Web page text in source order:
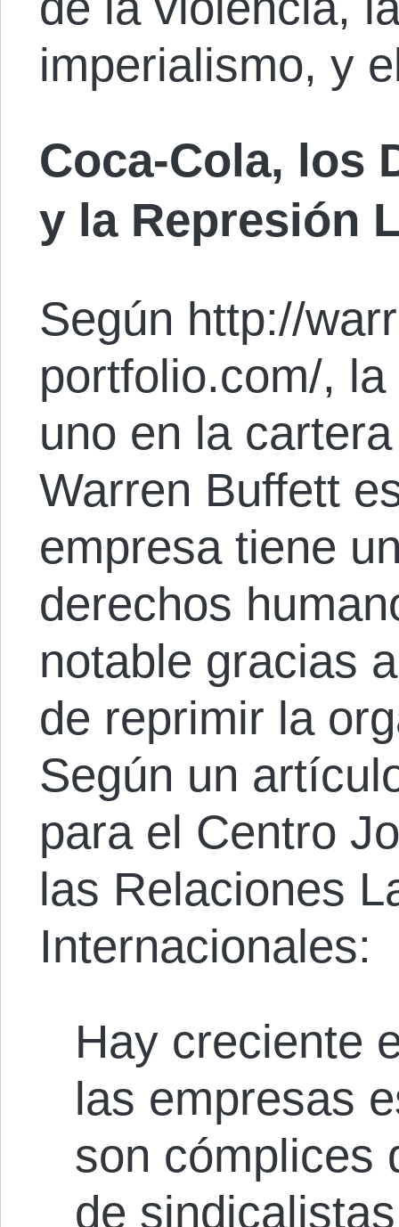
imperialismo, y
Coca-Cola, los
y la Represión
Según http://
portfolio.com/,
uno en la
Warren Buffett
empresa tiene
derechos
notable gracias
de reprimir la
Según un
para el Centro
las Relaciones
Internacionales:
Hay creciente
las empresas
son cómplices
de